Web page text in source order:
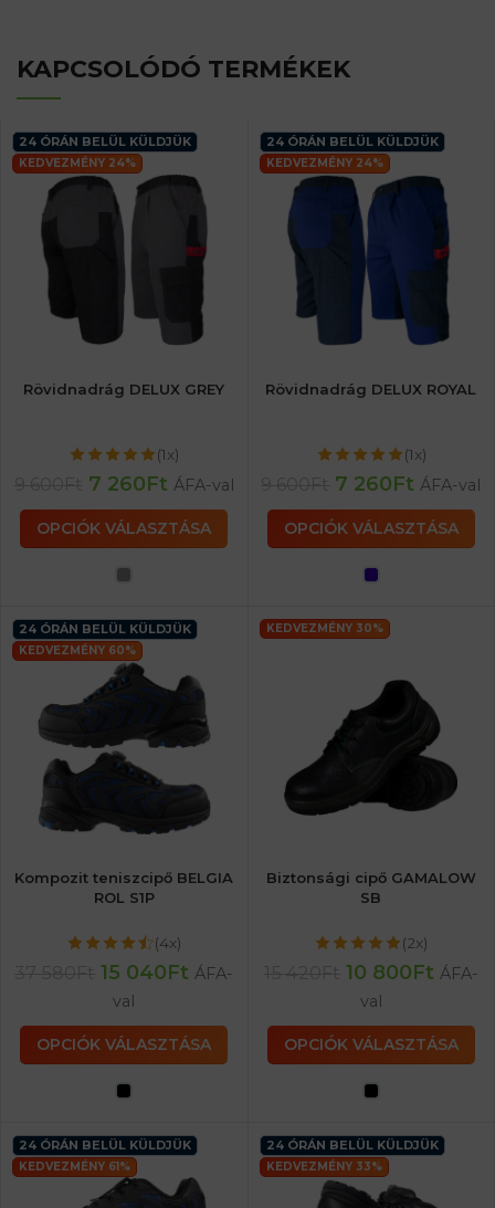
KAPCSOLÓDÓ TERMÉKEK
24 ÓRÁN BELÜL KÜLDJÜK
KEDVEZMÉNY 24%
Rövidnadrág DELUX GREY
(1x)
7 260Ft ÁFA-val
OPCIÓK VÁLASZTÁSA
24 ÓRÁN BELÜL KÜLDJÜK
KEDVEZMÉNY 24%
Rövidnadrág DELUX ROYAL
(1x)
7 260Ft ÁFA-val
OPCIÓK VÁLASZTÁSA
24 ÓRÁN BELÜL KÜLDJÜK
KEDVEZMÉNY 60%
Kompozit teniszcipő BELGIA
ROL S1P
(4x)
15 040Ft ÁFA-
val
OPCIÓK VÁLASZTÁSA
KEDVEZMÉNY 30%
Biztonsági cipő GAMALOW
SB
(2x)
10 800Ft ÁFA-
val
OPCIÓK VÁLASZTÁSA
24 ÓRÁN BELÜL KÜLDJÜK
KEDVEZMÉNY 61%
24 ÓRÁN BELÜL KÜLDJÜK
KEDVEZMÉNY 33%